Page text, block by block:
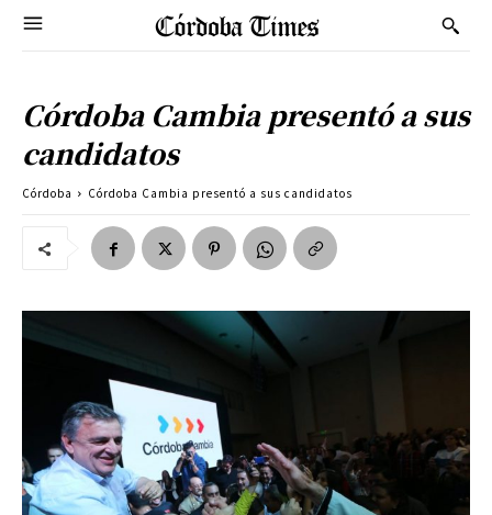
Córdoba Cambia presentó a sus
candidatos
Córdoba Córdoba Cambia presentó a sus candidatos